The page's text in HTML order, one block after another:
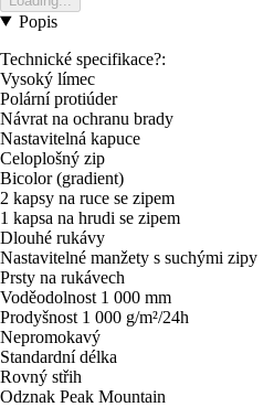
Popis
Technické specifikace?:
Vysoký límec
Polární protiúder
Návrat na ochranu brady
Nastavitelná kapuce
Celoplošný zip
Bicolor (gradient)
2 kapsy na ruce se zipem
1 kapsa na hrudi se zipem
Dlouhé rukávy
Nastavitelné manžety s suchými zipy
Prsty na rukávech
Voděodolnost 1 000 mm
Prodyšnost 1 000 g/m²/24h
Nepromokavý
Standardní délka
Rovný střih
Odznak Peak Mountain